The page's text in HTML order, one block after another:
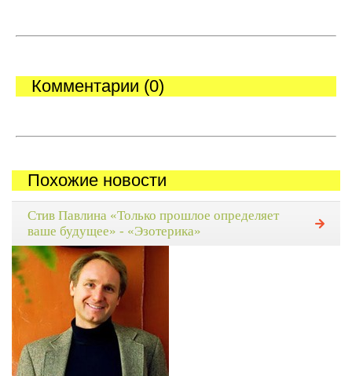
Комментарии (0)
Похожие новости
Стив Павлина «Только прошлое определяет
ваше будущее» - «Эзотерика»